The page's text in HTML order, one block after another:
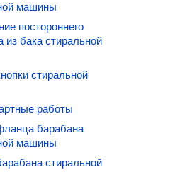
машины
постороннего
из бака стиральной
стиральной
работы
барабана
машины
стиральной